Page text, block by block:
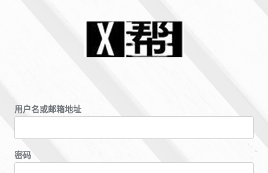
用户名或邮箱地址
密码